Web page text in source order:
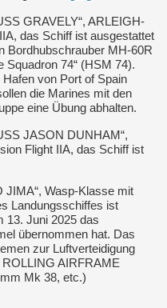
GRAVELY“, ARLEIGH-
das Schiff ist ausgestattet
Bordhubschrauber MH-60R
Squadron 74“ (HSM 74).
von Port of Spain
die Marines mit den
eine Übung abhalten.
JASON DUNHAM“,
Flight IIA, das Schiff ist
JIMA“, Wasp-Klasse mit
Landungsschiffes ist
13. Juni 2025 das
übernommen hat. Das
zur Luftverteidigung
AIRFRAME
Mk 38, etc.)